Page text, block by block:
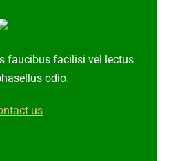
faucibus facilisi vel lectus
odio.
us